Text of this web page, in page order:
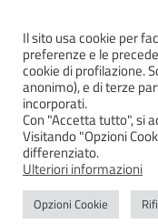
Piazza Dante, 1,
42020 Quattro
Tel. 0522.249211 -
Pec:
P.IVA/cod.fisc.
Privacy|
Il sito usa cookie per
preferenze e le
cookie di profilazione.
anonimo), e di terze
incorporati.
Con "Accetta tutto", si
Visitando "Opzioni
differenziato.
Ulteriori informazioni
Opzioni Cookie